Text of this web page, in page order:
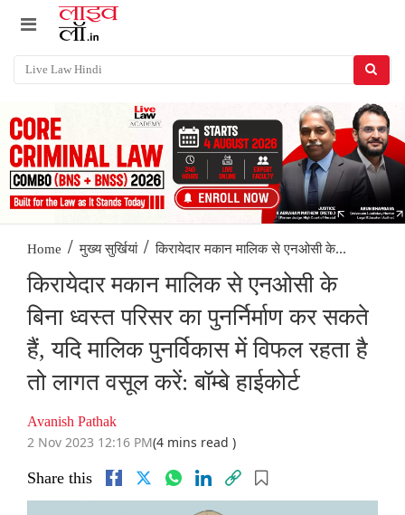
Home / मुख्य सुर्खियां / किरायेदार मकान मालिक से एनओसी के...
किरायेदार मकान मालिक से एनओसी के
बिना ध्वस्त परिसर का पुनर्निर्माण कर सकते
हैं, यदि मालिक पुनर्विकास में विफल रहता है
तो लागत वसूल करें: बॉम्बे हाईकोर्ट
Avanish Pathak
2 Nov 2023 12:16 PM(4 mins read )
Share this